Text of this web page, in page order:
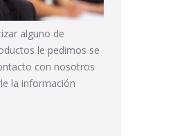
alguno de
le pedimos se
con nosotros
la información